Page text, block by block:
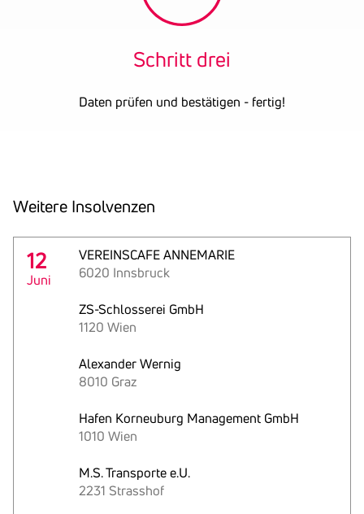
Schritt drei
Daten prüfen und bestätigen - fertig!
Weitere Insol­venzen
12
Juni
VEREINSCAFE ANNEMARIE
6020 Innsbruck
ZS-Schlosserei GmbH
1120 Wien
Alexander Wernig
8010 Graz
Hafen Korneuburg Management GmbH
1010 Wien
M.S. Transporte e.U.
2231 Strasshof